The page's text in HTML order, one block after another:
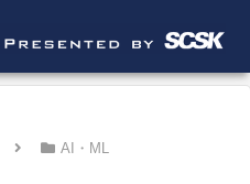
AI・ML